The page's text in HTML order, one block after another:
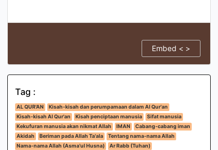
Embed < >
Tag :
AL QUR'AN
Kisah-kisah dan perumpamaan dalam Al Qur'an
Kisah-kisah Al Qur'an
Kisah penciptaan manusia
Sifat manusia
Kekufuran manusia akan nikmat Allah
IMAN
Cabang-cabang iman
Akidah
Beriman pada Allah Ta'ala
Tentang nama-nama Allah
Nama-nama Allah (Asma'ul Husna)
Ar Rabb (Tuhan)